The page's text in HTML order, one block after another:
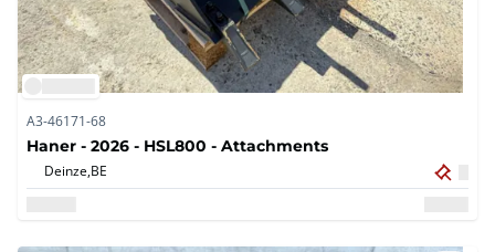
A3-46171-68
Haner - 2026 - HSL800 - Attachments
Deinze,BE